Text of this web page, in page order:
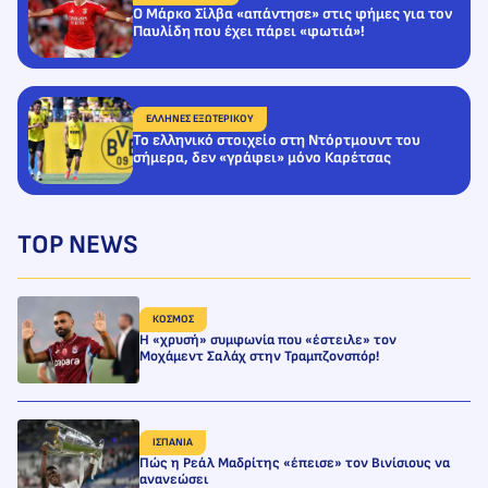
Ο Μάρκο Σίλβα «απάντησε» στις φήμες για τον
Παυλίδη που έχει πάρει «φωτιά»!
ΕΛΛΗΝΕΣ ΕΞΩΤΕΡΙΚΟΥ
Το ελληνικό στοιχείο στη Ντόρτμουντ του
σήμερα, δεν «γράφει» μόνο Καρέτσας
TOP NEWS
ΚΟΣΜΟΣ
H «χρυσή» συμφωνία που «έστειλε» τον
Μοχάμεντ Σαλάχ στην Τραμπζονσπόρ!
ΙΣΠΑΝΙΑ
Πώς η Ρεάλ Μαδρίτης «έπεισε» τον Βινίσιους να
ανανεώσει